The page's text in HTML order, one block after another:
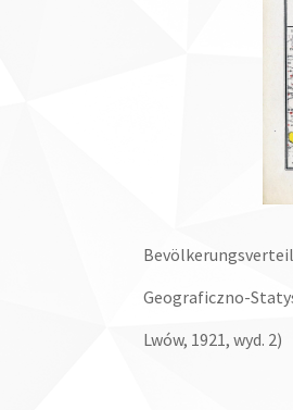
Geograficzno-
Lwów, 1921, wyd. 2)